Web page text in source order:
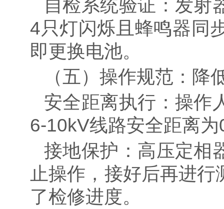
自检系统验证：发射
4只灯闪烁且蜂鸣器同
即更换电池。
（五）操作规范：降
安全距离执行：操作
6-10kV线路安全距离为
接地保护：高压定相
止操作，接好后再进
了检修进度。